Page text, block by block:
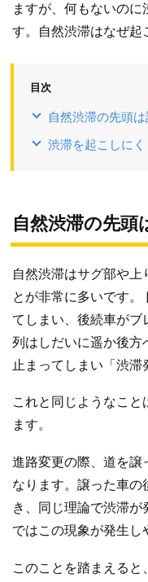
ますが、何もないのに
す。自然渋滞はなぜ起
目次
自然渋滞の先頭は
渋滞を起こしに
自然渋滞の先頭
自然渋滞はサグ部や上
とが非常に多いです。
てしまい、後続車が
列はしだいに遥か後方
止まってしまい「渋滞
これと同じようなこ
ます。
進路変更の際、道を譲
なります。譲った車
き、同じ理論で渋滞
ではこの現象が発生し
このことを踏まえると